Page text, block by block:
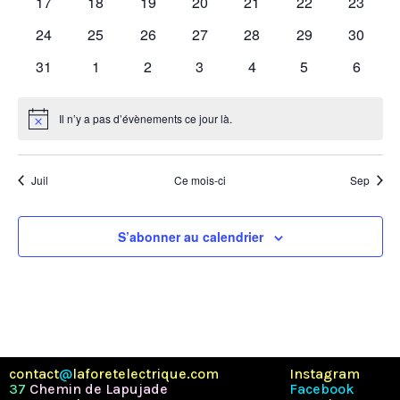
0
24
0
25
0
26
0
27
0
28
0
29
0
30
0
31
0
1
0
2
0
3
0
4
0
5
0
6
Notice Il n’y a pas d’évènements ce jour là.
Juil Ce mois-ci Sep
S’abonner au calendrier
contact@laforetelectrique.com
37 Chemin de Lapujade
Instagram
Facebook